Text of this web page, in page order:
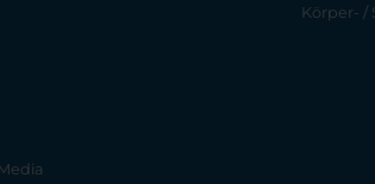
Körper- /